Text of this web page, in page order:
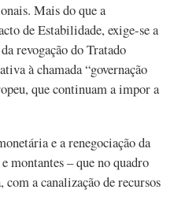
Mais do que a
de Estabilidade, exige-se a
revogação do Tratado
à chamada “governação
que continuam a impor a
e a renegociação da
montantes – que no quadro
com a canalização de recursos